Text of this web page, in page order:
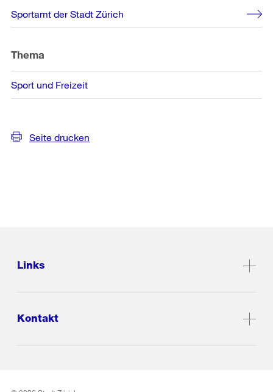
Weitere
Informationen
Sportamt der Stadt Zürich
Thema
Sport und Freizeit
Seite drucken
Links
Kontakt